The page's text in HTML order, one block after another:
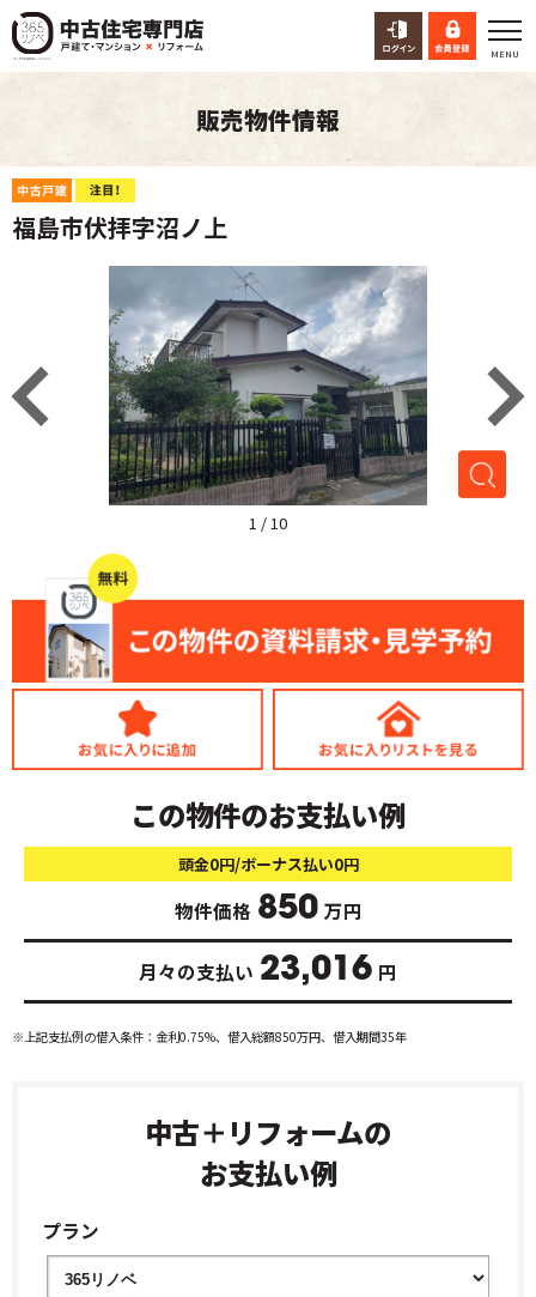
販売物件情報
福島市伏拝字沼ノ上
1 /10
この物件のお支払い例
頭金0円/ボーナス払い0円
物件価格 850 万円
月々の支払い 23,016 円
※上記支払例の借入条件：金利0.75%、借入総額850万円、借入期間35年
中古＋リフォームの
お支払い例
プラン